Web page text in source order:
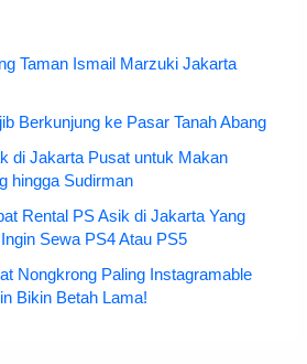
Taman Ismail Marzuki Jakarta
Berkunjung ke Pasar Tanah Abang
di Jakarta Pusat untuk Makan
hingga Sudirman
Rental PS Asik di Jakarta Yang
Sewa PS4 Atau PS5
Nongkrong Paling Instagramable
Bikin Betah Lama!